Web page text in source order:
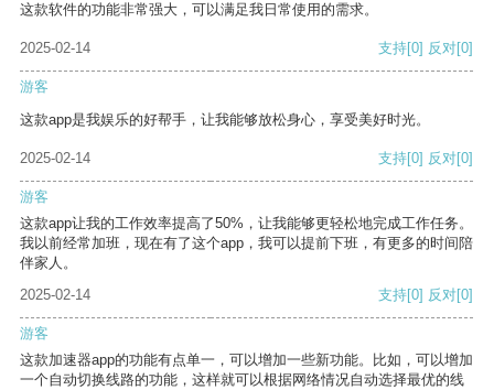
这款软件的功能非常强大，可以满足我日常使用的需求。
2025-02-14 支持[0] 反对[0]
游客
这款app是我娱乐的好帮手，让我能够放松身心，享受美好时光。
2025-02-14 支持[0] 反对[0]
游客
这款app让我的工作效率提高了50%，让我能够更轻松地完成工作任务。
我以前经常加班，现在有了这个app，我可以提前下班，有更多的时间陪
伴家人。
2025-02-14
支持[0] 反对[0]
游客
这款加速器app的功能有点单一，可以增加一些新功能。比如，可以增加
一个自动切换线路的功能，这样就可以根据网络情况自动选择最优的线